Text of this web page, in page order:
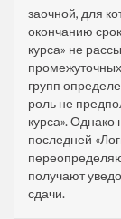
заочной, для
окончанию
курса» не
промежуточных
групп
роль не
курса». Однако
последней
получают
сдачи.